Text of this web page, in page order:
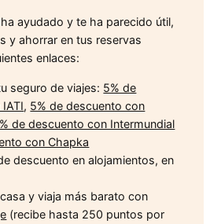
ayudado y te ha parecido útil,
y ahorrar en tus reservas
enlaces:
seguro de viajes: 5% de
, 5% de descuento con
de descuento con Intermundial
con Chapka
descuento en alojamientos, en
y viaja más barato con
(recibe hasta 250 puntos por